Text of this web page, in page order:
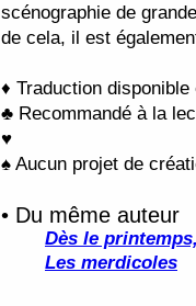
scénographie de
de cela, il est
♦ Traduction
♣ Recommandé à la
♥
♠ Aucun projet de
• Du même auteur
Dès le
Les merdicoles